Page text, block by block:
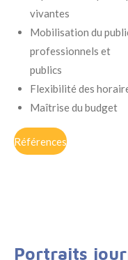
vivantes
Mobilisation du
professionnels et
publics
Flexibilité des
Maîtrise du budget
Références
Portraits